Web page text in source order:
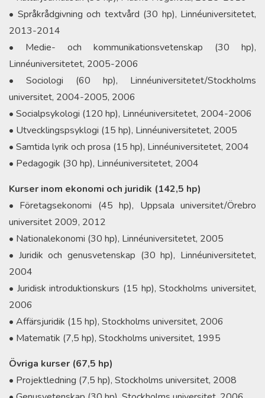
• Språkrådgivning och textvård (30 hp), Linnéuniversitetet,
2013-2014
• Medie- och kommunikationsvetenskap (30 hp),
Linnéuniversitetet, 2005-2006
• Sociologi (60 hp), Linnéuniversitetet/Stockholms
universitet, 2004-2005, 2006
• Socialpsykologi (120 hp), Linnéuniversitetet, 2004-2006
• Utvecklingspsyklogi (15 hp), Linnéuniversitetet, 2005
• Samtida lyrik och prosa (15 hp), Linnéuniversitetet, 2004
• Pedagogik (30 hp), Linnéuniversitetet, 2004
Kurser inom ekonomi och juridik (142,5 hp)
• Företagsekonomi (45 hp), Uppsala universitet/Örebro
universitet 2009, 2012
• Nationalekonomi (30 hp), Linnéuniversitetet, 2005
• Juridik och genusvetenskap (30 hp), Linnéuniversitetet,
2004
• Juridisk introduktionskurs (15 hp), Stockholms universitet,
2006
• Affärsjuridik (15 hp), Stockholms universitet, 2006
• Matematik (7,5 hp), Stockholms universitet, 1995
Övriga kurser (67,5 hp)
• Projektledning (7,5 hp), Stockholms universitet, 2008